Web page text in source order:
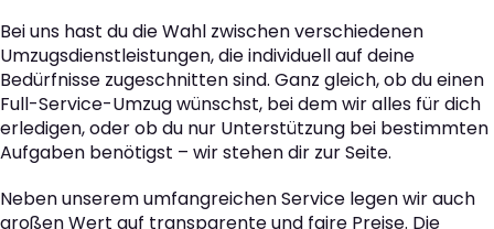
Bei uns hast du die Wahl zwischen verschiedenen
Umzugsdienstleistungen, die individuell auf deine
Bedürfnisse zugeschnitten sind. Ganz gleich, ob du einen
Full-Service-Umzug wünschst, bei dem wir alles für dich
erledigen, oder ob du nur Unterstützung bei bestimmten
Aufgaben benötigst – wir stehen dir zur Seite.
Neben unserem umfangreichen Service legen wir auch
großen Wert auf transparente und faire Preise. Die